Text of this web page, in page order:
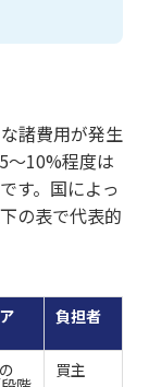
諸費用が発生
〜10%程度は
す。国によっ
の表で代表的
負担者
買主